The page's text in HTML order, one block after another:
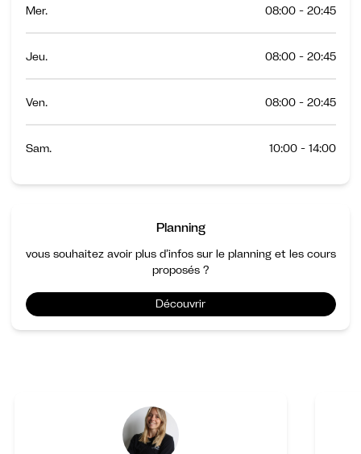
Planning
vous souhaitez avoir plus d’infos sur le planning et les cours
proposés ?
Découvrir
Mer. 08:00 - 20:45
Jeu. 08:00 - 20:45
Ven. 08:00 - 20:45
Sam. 10:00 - 14:00